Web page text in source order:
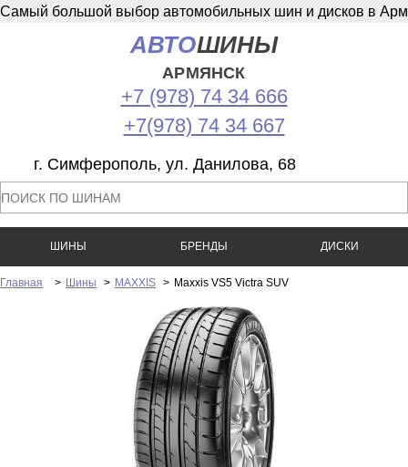
Самый большой выбор автомобильных шин и дисков в
АВТОШИНЫ
АРМЯНСК
+7 (978) 74 34 666
+7(978) 74 34 667
г. Симферополь, ул. Данилова, 68
ШИНЫ БРЕНДЫ ДИСКИ
Главная > Шины > MAXXIS > Maxxis VS5 Victra SUV